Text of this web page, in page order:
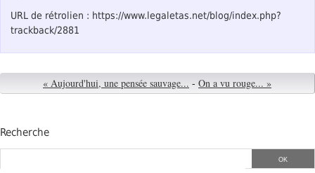
URL de rétrolien : https://www.legaletas.net/blog/index.php?
trackback/2881
« Aujourd'hui, une pensée sauvage... - On a vu rouge... »
Recherche